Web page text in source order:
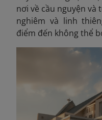
nơi về cầu nguyện và
nghiêm và linh
điểm đến không thể